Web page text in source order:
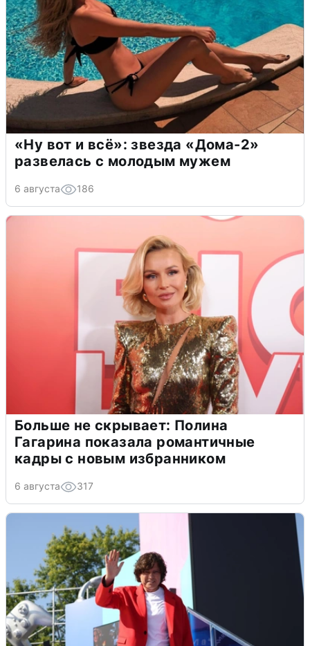
«Ну вот и всё»: звезда «Дома-2»
развелась с молодым мужем
6 августа 186
Больше не скрывает: Полина
Гагарина показала романтичные
кадры с новым избранником
6 августа 317